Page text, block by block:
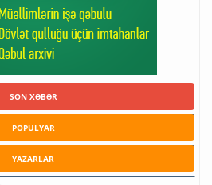
SON XƏBƏR
POPULYAR
YAZARLAR